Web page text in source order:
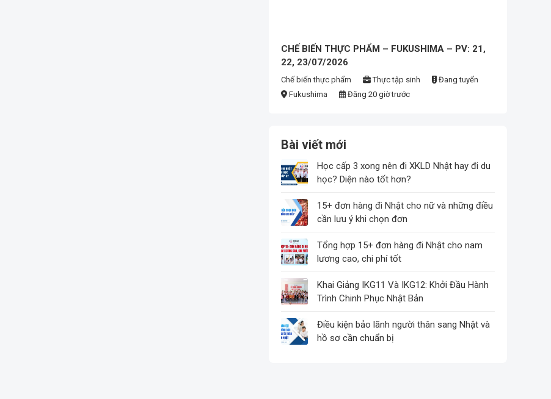
CHẾ BIẾN THỰC PHẨM – FUKUSHIMA – PV: 21,
22, 23/07/2026
Chế biến thực phẩm Thực tập sinh
Đang tuyển
Fukushima
Đăng 20 giờ trước
Bài viết mới
Học cấp 3 xong nên đi XKLD Nhật hay đi du
học? Diện nào tốt hơn?
có
bình
ở
Học
3
xong
đi
XKLD
15+ đơn hàng đi Nhật cho nữ và những điều
cần lưu ý khi chọn đơn
có
bình
ở
15+
hàng
đi
Tổng hợp 15+ đơn hàng đi Nhật cho nam
lương cao, chi phí tốt
có
bình
ở
Tổng
Khai Giảng IKG11 Và IKG12: Khởi Đầu Hành
Trình Chinh Phục Nhật Bản
có
bình
Điều kiện bảo lãnh người thân sang Nhật và
hồ sơ cần chuẩn bị